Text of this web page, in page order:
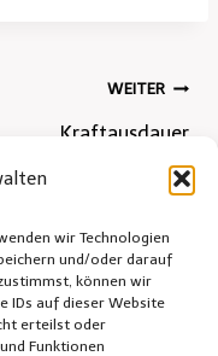
wir Technologien
und/oder darauf
können wir
IDs auf dieser Website
erteilst oder
Funktionen
WEITER
Kraftausdauer
verbessern